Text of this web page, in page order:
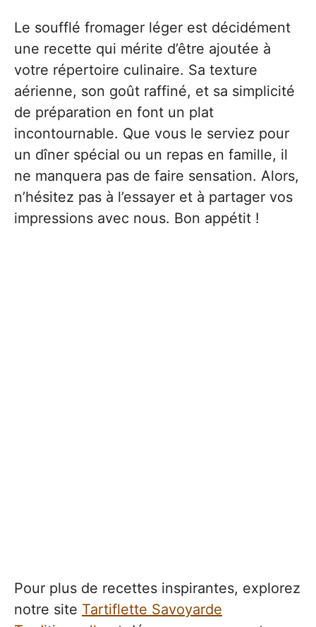
Le soufflé fromager léger est décidément
une recette qui mérite d’être ajoutée à
votre répertoire culinaire. Sa texture
aérienne, son goût raffiné, et sa simplicité
de préparation en font un plat
incontournable. Que vous le serviez pour
un dîner spécial ou un repas en famille, il
ne manquera pas de faire sensation. Alors,
n’hésitez pas à l’essayer et à partager vos
impressions avec nous. Bon appétit !
Pour plus de recettes inspirantes, explorez
notre site Tartiflette Savoyarde